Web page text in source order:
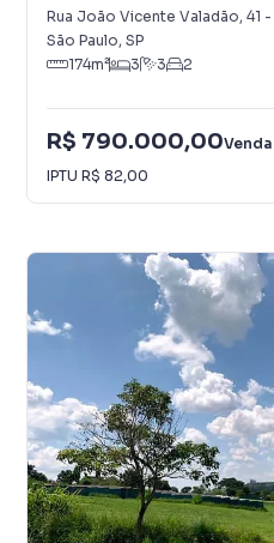
Rua João Vicente Valadão, 41 -
São Paulo, SP
174m² 3 3 2
R$ 790.000,00Venda
IPTU R$ 82,00